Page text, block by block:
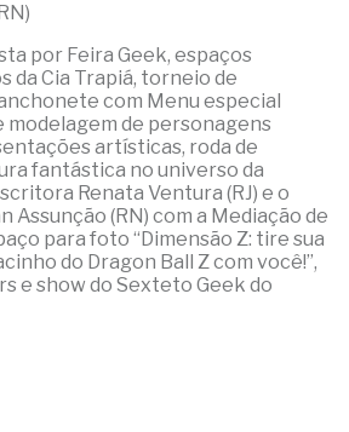
por Feira Geek, espaços
da Cia Trapiá, torneio de
com Menu especial
modelagem de personagens
artísticas, roda de
fantástica no universo da
Renata Ventura (RJ) e o
(RN) com a Mediação de
para foto “Dimensão Z: tire sua
do Dragon Ball Z com você!”,
e show do Sexteto Geek do